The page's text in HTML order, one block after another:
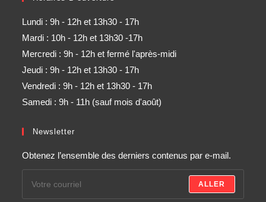
Lundi : 9h - 12h et 13h30 - 17h
Mardi : 10h - 12h et 13h30 -17h
Mercredi : 9h - 12h et fermé l'après-midi
Jeudi : 9h - 12h et 13h30 - 17h
Vendredi : 9h - 12h et 13h30 - 17h
Samedi : 9h - 11h (sauf mois d'août)
Newsletter
Obtenez l’ensemble des derniers contenus par e-mail.
ALLER